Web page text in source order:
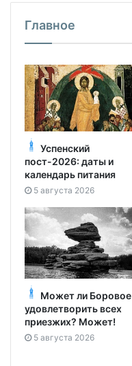
Главное
Успенский
пост-2026: даты и
календарь питания
5 августа 2026
Может ли Боровое
удовлетворить всех
приезжих? Может!
5 августа 2026